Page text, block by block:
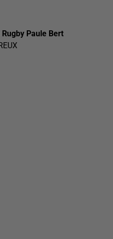
Paule Bert